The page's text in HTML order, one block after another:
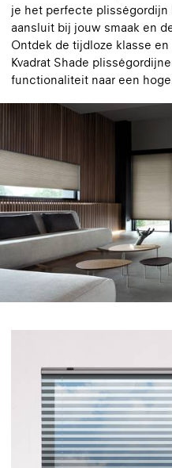
je het perfecte plisségordijn
aansluit bij jouw smaak en
Ontdek de tijdloze klasse
Kvadrat Shade
functionaliteit naar een